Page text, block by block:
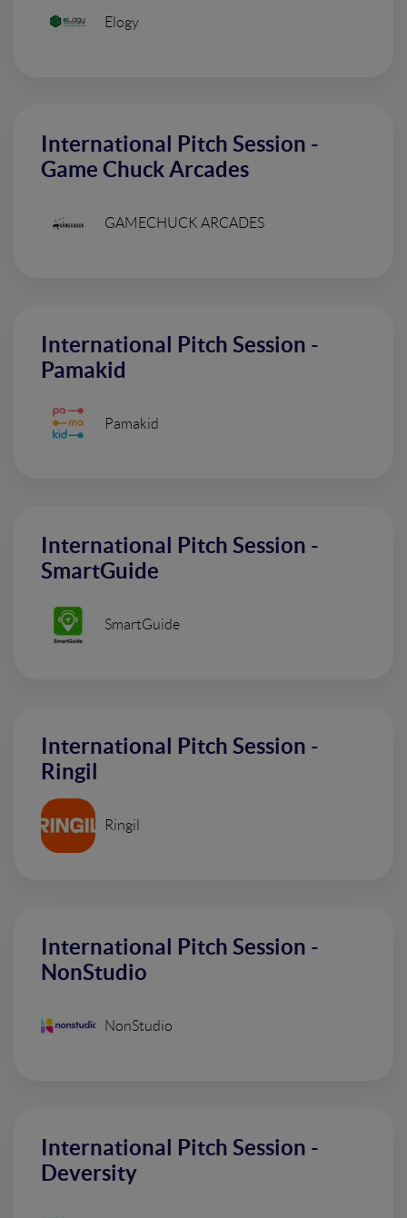
Elogy
International Pitch Session -
Game Chuck Arcades
GAMECHUCK ARCADES
International Pitch Session -
Pamakid
Pamakid
International Pitch Session -
SmartGuide
SmartGuide
International Pitch Session -
Ringil
Ringil
International Pitch Session -
NonStudio
NonStudio
International Pitch Session -
Deversity